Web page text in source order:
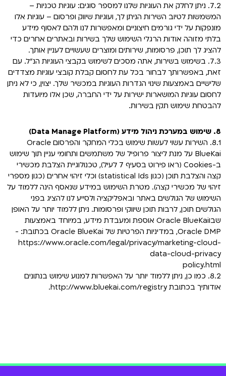
7.2. ניתן לחלק את העוגיות שלנו למספר סוגים: עוגיות טכניות –
המשמשות לטיוב השירות הניתן לך, ועוגיות שיווק ופרסום – עוגיות אלו
מונפקות על ידי גורמים חיצוניים ומאפשרות לנו ולהם לאסוף מידע
בלתי מזוהה אודות הרגלי השימוש שלך בשירות ובאתרים אחרים כדי
להציג לך תוכן, פרסומות, שירותים ומוצרים שעשויים לעניין אותך.
7.3. בשימוש בשירות, אתה מסכים לשימוש בקבצי העוגיות הנ"ל. עם
זאת, באפשרותך לבחור בכל עת לחסום קבלת קובצי עוגיות מצדדים
שלישיים באמצעות שינוי הגדרות העוגיות במכשיר שלך. יצוין, כי לא ניתן
לחסום עוגיות המושארות ישירות על ידי החברה, שכן אלו מיועדות
להבטחת שימוש תקין בשירות.
8. שימוש במערכת ניהול מידע (Data Manage Platform)
8.1. השירות עשוי לעשות שימוש בכלי המחקר והפרסום Oracle
BlueKai על מנת ליצור פרופיל של משתמשים ותחומי עניין תוך שימוש
ב-Cookies (ראו פירוט בסעיף 7 לעיל), טכנולוגיית הצלבת מכשירי
קצה והצלבת תוכן (כגון statistical Ids) וכלי זיהוי אחרים (כגון מספרי
זיהוי של מכשירי קצה). מטרת השימוש במידע שנאסף הינה ללמוד על
השימוש של הגולשים באתר ובאפליקציה ולסייע לנו להציג בפני
הגולשים תוכן, לרבות תוכן שיווקי ופרסומות. ניתן ללמוד יותר על האופן
שבוOracle BlueKai אוספת ומעבדת מידע, במיוחד באמצעות
Oracle DMP, במדיניות הפרטיות של Oracle BlueKai בכתובת: -
https://www.oracle.com/legal/privacy/marketing-cloud-
data-cloud-privacy
policy.html
8.2. כמו כן, ניתן ללמוד יותר על האפשרות למנוע שימוש בנתונים
אודותיך בכתובת http://www.bluekai.com/registry.